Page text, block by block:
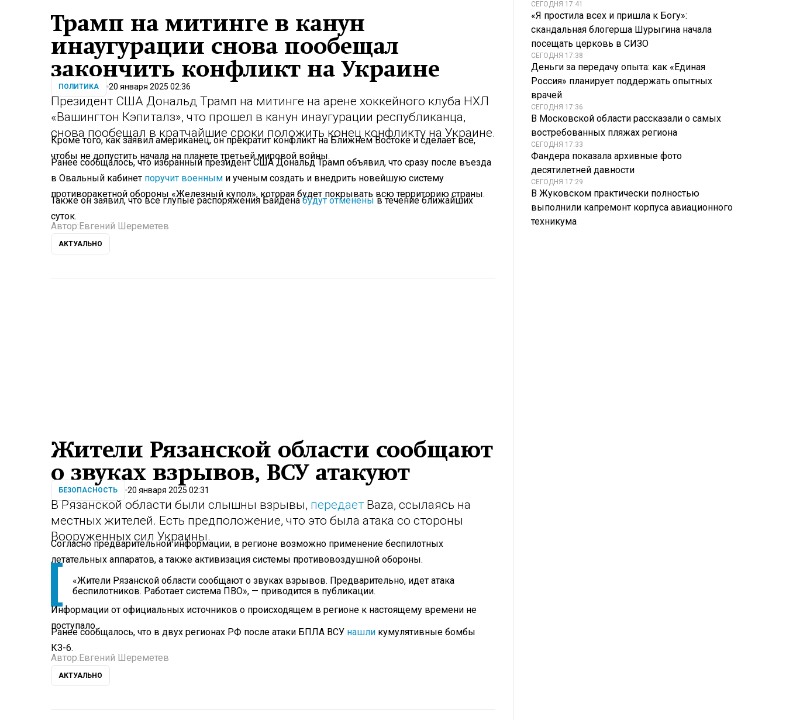
Трамп на митинге в канун
инаугурации снова пообещал
закончить конфликт на Украине
ПОЛИТИКА 20 января 2025 02:36
Президент США Дональд Трамп на митинге на арене хоккейного клуба НХЛ
«Вашингтон Кэпиталз», что прошел в канун инаугурации республиканца,
снова пообещал в кратчайшие сроки положить конец конфликту на Украине.
Кроме того, как заявил американец, он прекратит конфликт на Ближнем Востоке и сделает все,
чтобы не допустить начала на планете третьей мировой войны.
Ранее сообщалось, что избранный президент США Дональд Трамп объявил, что сразу после въезда
в Овальный кабинет поручит военным и ученым создать и внедрить новейшую систему
противоракетной обороны «Железный купол», которая будет покрывать всю территорию страны.
Также он заявил, что все глупые распоряжения Байденабудут отменены в течение ближайших
суток.
Автор: Евгений Шереметев
АКТУАЛЬНО
Жители Рязанской области сообщают
о звуках взрывов, ВСУ атакуют
БЕЗОПАСНОСТЬ 20 января 2025 02:31
В Рязанской области были слышны взрывы, передает Baza, ссылаясь на
местных жителей. Есть предположение, что это была атака со стороны
Вооруженных сил Украины.
Согласно предварительной информации, в регионе возможно применение беспилотных
летательных аппаратов, а также активизация системы противовоздушной обороны.
«Жители Рязанской области сообщают о звуках взрывов. Предварительно, идет атака
беспилотников. Работает система ПВО», — приводится в публикации.
Информации от официальных источников о происходящем в регионе к настоящему времени не
поступало.
Ранее сообщалось, что в двух регионах РФ после атаки БПЛА ВСУ нашли кумулятивные бомбы
КЗ-6.
Автор: Евгений Шереметев
АКТУАЛЬНО
СЕГОДНЯ 17:41
«Я простила всех и пришла к Богу»:
скандальная блогерша Шурыгина начала
посещать церковь в СИЗО
СЕГОДНЯ 17:38
Деньги за передачу опыта: как «Единая
Россия» планирует поддержать опытных
врачей
СЕГОДНЯ 17:36
В Московской области рассказали о самых
востребованных пляжах региона
СЕГОДНЯ 17:33
Фандера показала архивные фото
десятилетней давности
СЕГОДНЯ 17:29
В Жуковском практически полностью
выполнили капремонт корпуса авиационного
техникума